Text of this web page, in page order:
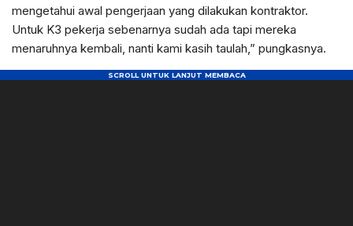
mengetahui awal pengerjaan yang dilakukan kontraktor.
Untuk K3 pekerja sebenarnya sudah ada tapi mereka
menaruhnya kembali, nanti kami kasih taulah,” pungkasnya.